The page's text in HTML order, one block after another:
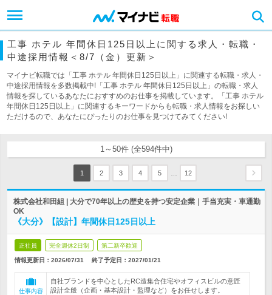
工事 ホテル 年間休日125日以上に関する求人・転職・
中途採用情報＜8/7（金）更新＞
マイナビ転職では「工事 ホテル 年間休日125日以上」に関連する転職・求人・
中途採用情報を多数掲載中!「工事 ホテル 年間休日125日以上」の転職・求人
情報を探しているあなたにおすすめのお仕事を掲載しています。「工事 ホテル
年間休日125日以上」に関連するキーワードからも転職・求人情報をお探しい
ただけるので、あなたにぴったりのお仕事を見つけてみてください!
1～50件 (全594件中)
1 2 3 4 5 12
株式会社和田組 | 大分で70年以上の歴史を持つ安定企業｜手当充実・車通勤
OK
《大分》【設計】年間休日125日以上
正社員 完全週休2日制 第二新卒歓迎
情報更新日：2026/07/31 終了予定日： 2027/01/21
仕事内容
自社ブランドを中心としたRC造集合住宅やオフィスビルの意匠
設計全般（企画・基本設計・監理など）をお任せします。